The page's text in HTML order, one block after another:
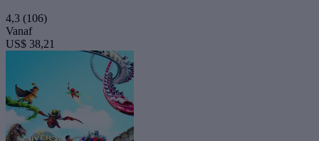
4,3 (106)
Vanaf
US$ 38,21